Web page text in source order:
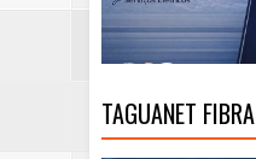
TAGUANET FIBRA